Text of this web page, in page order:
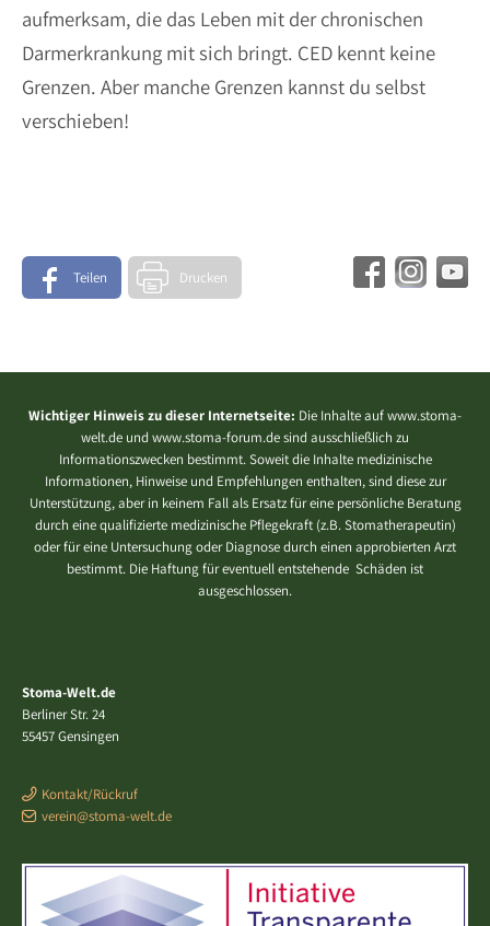
aufmerksam, die das Leben mit der chronischen
Darmerkrankung mit sich bringt. CED kennt keine
Grenzen. Aber manche Grenzen kannst du selbst
verschieben!
Teilen Drucken
Wichtiger Hinweis zu dieser Internetseite: Die Inhalte auf www.stoma-
welt.de und www.stoma-forum.de sind ausschließlich zu
Informationszwecken bestimmt. Soweit die Inhalte medizinische
Informationen, Hinweise und Empfehlungen enthalten, sind diese zur
Unterstützung, aber in keinem Fall als Ersatz für eine persönliche Beratung
durch eine qualifizierte medizinische Pflegekraft (z.B. Stomatherapeutin)
oder für eine Untersuchung oder Diagnose durch einen approbierten Arzt
bestimmt. Die Haftung für eventuell entstehende Schäden ist
ausgeschlossen.
Stoma-Welt.de
Berliner Str. 24
55457 Gensingen
Kontakt/Rückruf
verein@stoma-welt.de